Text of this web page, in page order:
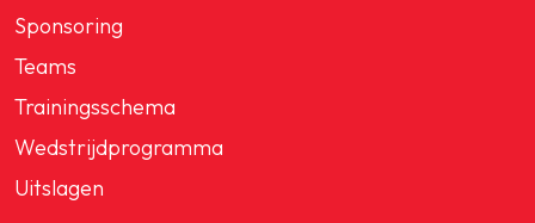
Sponsoring
Teams
Trainingsschema
Wedstrijdprogramma
Uitslagen